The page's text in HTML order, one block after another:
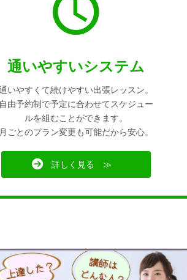
通いやすいシステム
いやすくて続けやすい出張レッスン。
自由予約制で予定に合わせてスケジュー
ルを組むことができます。
月ごとのプラン変更も可能だから安心。
詳しく見る ≫